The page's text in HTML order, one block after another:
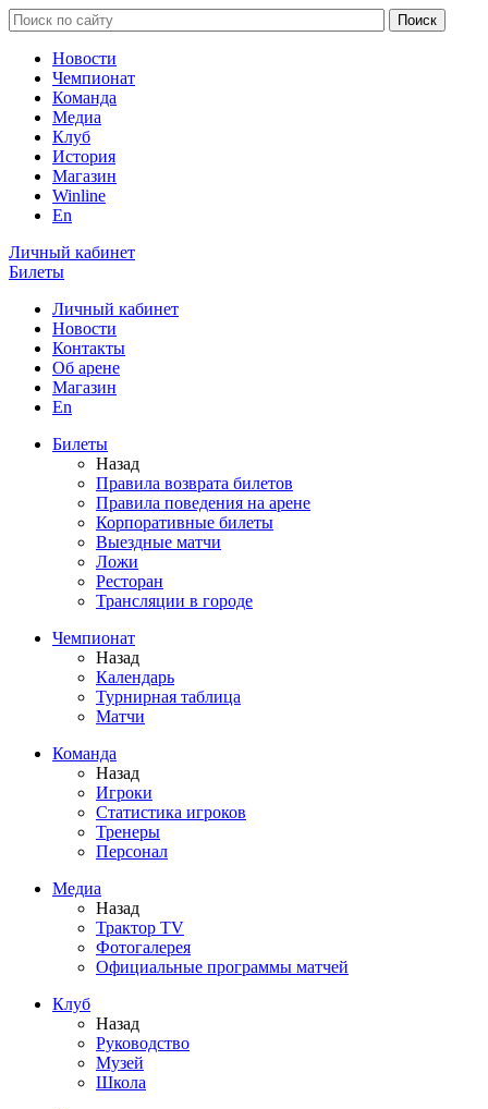
Новости
Чемпионат
Команда
Медиа
Клуб
История
Магазин
Winline
En
Личный кабинет
Билеты
Личный кабинет
Новости
Контакты
Об арене
Магазин
En
Билеты
Назад
Правила возврата билетов
Правила поведения на арене
Корпоративные билеты
Выездные матчи
Ложи
Ресторан
Трансляции в городе
Чемпионат
Назад
Календарь
Турнирная таблица
Матчи
Команда
Назад
Игроки
Статистика игроков
Тренеры
Персонал
Медиа
Назад
Трактор TV
Фотогалерея
Официальные программы матчей
Клуб
Назад
Руководство
Музей
Школа